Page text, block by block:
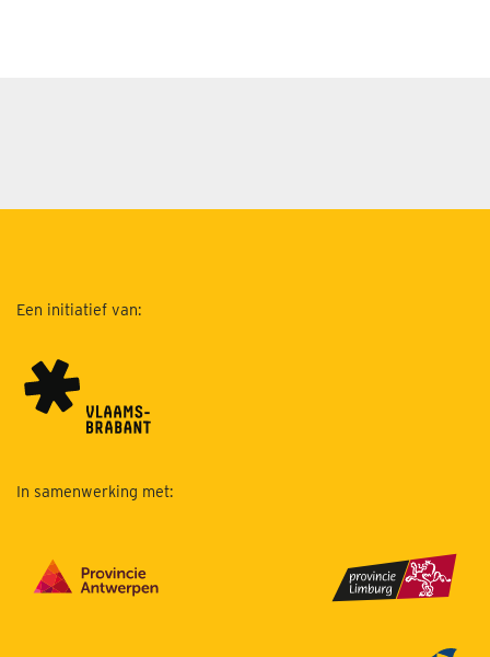
Een initiatief van:
In samenwerking met: